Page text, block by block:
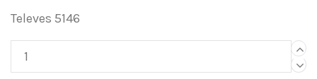
Televes 5146